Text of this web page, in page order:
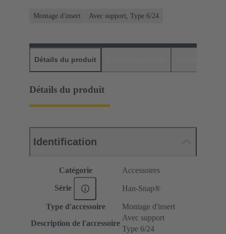
Montage d'insert Avec support, Type 6/24
Détails du produit
Détails du produit
Identification
Catégorie Accessoires
Série Han-Snap®
Type d'accessoire
Montage d'insert
Description de l'accessoire
Avec support
Type 6/24